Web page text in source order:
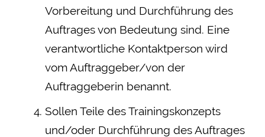
Vorbereitung und Durchführung des
Auftrages von Bedeutung sind. Eine
verantwortliche Kontaktperson wird
vom Auftraggeber/von der
Auftraggeberin benannt.
Sollen Teile des Trainingskonzepts
und/oder Durchführung des Auftrages